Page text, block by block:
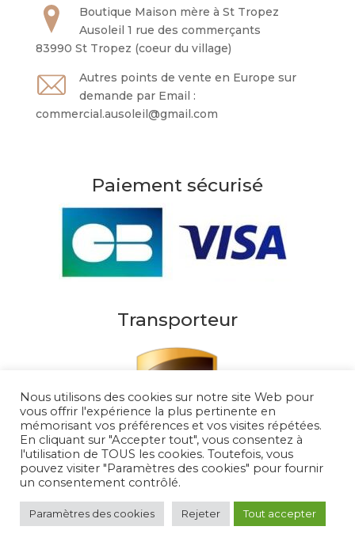
Boutique Maison mère à St Tropez
Ausoleil 1 rue des commerçants
83990 St Tropez (coeur du village)
Autres points de vente en Europe sur
demande par Email :
commercial.ausoleil@gmail.com
Paiement sécurisé
Transporteur
réservés
Nous utilisons des cookies sur notre site Web pour
vous offrir l'expérience la plus pertinente en
mémorisant vos préférences et vos visites répétées.
En cliquant sur "Accepter tout", vous consentez à
l'utilisation de TOUS les cookies. Toutefois, vous
pouvez visiter "Paramètres des cookies" pour fournir
un consentement contrôlé.
Paramètres des cookies Rejeter Tout accepter